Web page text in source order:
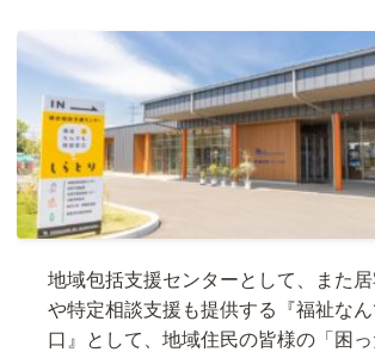
地域包括支援センターとして、また
や特定相談支援も提供する『福祉な
口』として、地域住民の皆様の「困